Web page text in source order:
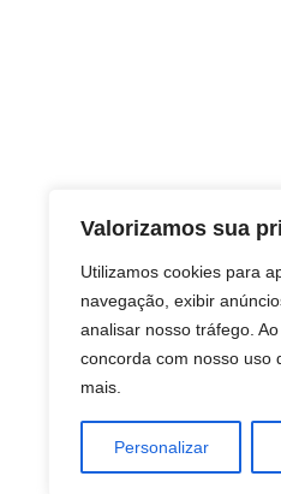
Valorizamos sua
Utilizamos cookies para
navegação, exibir
analisar nosso tráfego.
concorda com nosso uso
mais.
Personalizar